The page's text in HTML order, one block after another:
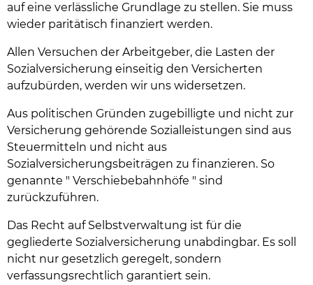
auf eine verlässliche Grundlage zu stellen. Sie muss
wieder paritätisch finanziert werden.
Allen Versuchen der Arbeitgeber, die Lasten der
Sozialversicherung einseitig den Versicherten
aufzubürden, werden wir uns widersetzen.
Aus politischen Gründen zugebilligte und nicht zur
Versicherung gehörende Sozialleistungen sind aus
Steuermitteln und nicht aus
Sozialversicherungsbeiträgen zu finanzieren. So
genannte " Verschiebebahnhöfe " sind
zurückzuführen.
Das Recht auf Selbstverwaltung ist für die
gegliederte Sozialversicherung unabdingbar. Es soll
nicht nur gesetzlich geregelt, sondern
verfassungsrechtlich garantiert sein.